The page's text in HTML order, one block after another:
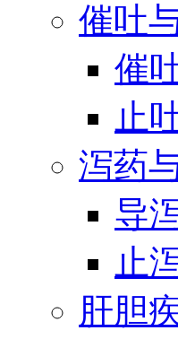
催吐
催
止
泻药
导
止
肝胆